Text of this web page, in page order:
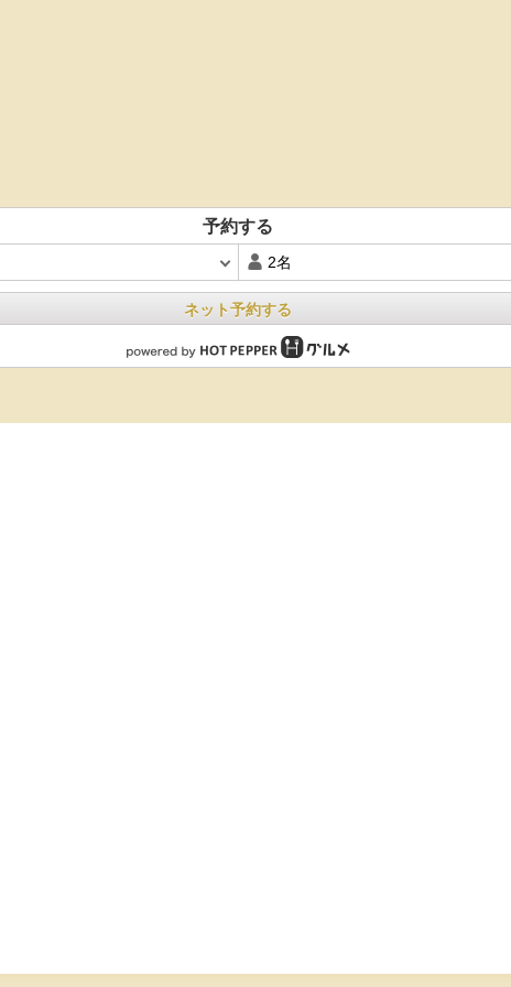
予約する
ネット予約する